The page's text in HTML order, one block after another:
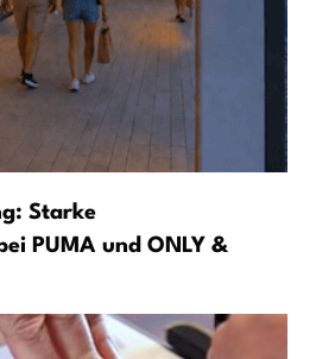
Starke
PUMA und ONLY &